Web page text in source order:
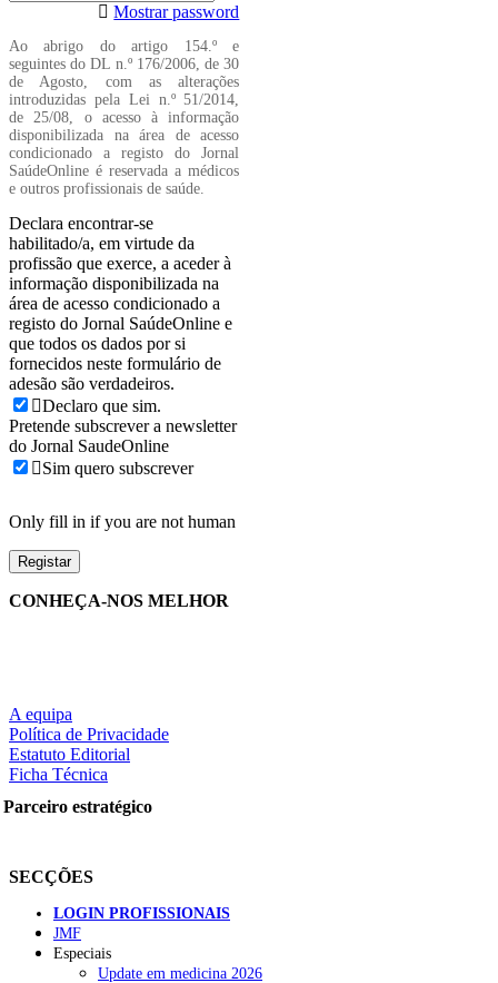
Mostrar password
Ao abrigo do artigo 154.º e
seguintes do DL n.º 176/2006, de 30
de Agosto, com as alterações
introduzidas pela Lei n.º 51/2014,
de 25/08, o acesso à informação
disponibilizada na área de acesso
condicionado a registo do Jornal
SaúdeOnline é reservada a médicos
e outros profissionais de saúde.
Declara encontrar-se
habilitado/a, em virtude da
profissão que exerce, a aceder à
informação disponibilizada na
área de acesso condicionado a
registo do Jornal SaúdeOnline e
que todos os dados por si
fornecidos neste formulário de
adesão são verdadeiros.
Declaro que sim.
Pretende subscrever a newsletter
do Jornal SaudeOnline
Sim quero subscrever
Only fill in if you are not human
CONHEÇA-NOS MELHOR
A equipa
Política de Privacidade
Estatuto Editorial
Ficha Técnica
Parceiro estratégico
SECÇÕES
LOGIN PROFISSIONAIS
JMF
Especiais
Update em medicina 2026